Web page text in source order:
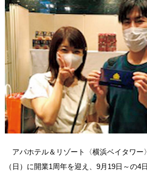
アパホテル＆リゾート〈横浜ベイタワー
（日）に開業1周年を迎え、9月19日～の4